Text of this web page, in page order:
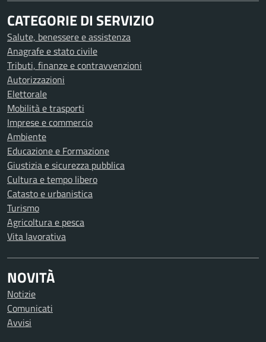
CATEGORIE DI SERVIZIO
Salute, benessere e assistenza
Anagrafe e stato civile
Tributi, finanze e contravvenzioni
Autorizzazioni
Elettorale
Mobilità e trasporti
Imprese e commercio
Ambiente
Educazione e Formazione
Giustizia e sicurezza pubblica
Cultura e tempo libero
Catasto e urbanistica
Turismo
Agricoltura e pesca
Vita lavorativa
NOVITÀ
Notizie
Comunicati
Avvisi